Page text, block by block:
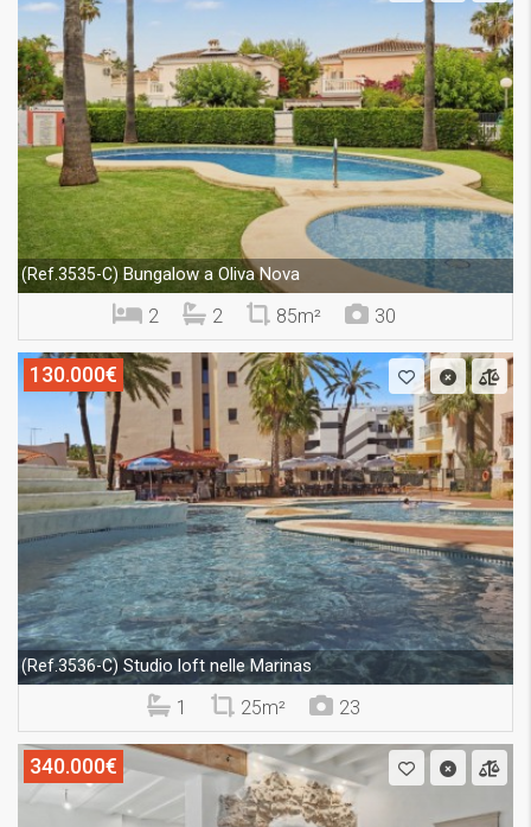
(Ref.3535-C) Bungalow a Oliva Nova
2 2 85m² 30
130.000€
(Ref.3536-C) Studio loft nelle Marinas
1 25m² 23
340.000€